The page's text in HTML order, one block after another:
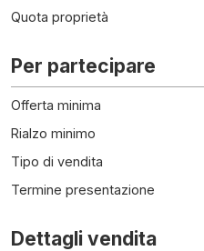
Quota proprietà
Per partecipare
Offerta minima
Rialzo minimo
Tipo di vendita
Termine presentazione
Dettagli vendita